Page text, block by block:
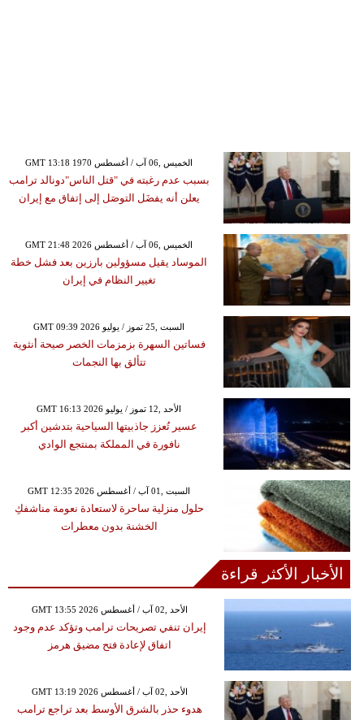
GMT 13:18 1970 الخميس ,06 آب / أغسطس
بسبب عدم رغبته في "قتل الناس"دونالد ترامب
يعلن أنه يفضَل التوصَل إلى إتفاق مع إيران
GMT 21:48 2026 الخميس ,06 آب / أغسطس
الموساد يقيل مسؤولين بارزين بعد فشل خطة
تغيير النظام في إيران
GMT 09:39 2026 السبت ,25 تموز / يوليو
فساتين السهرة بزمزمات الخصر صيحة أنثوية
تتألق بها النجمات
GMT 16:13 2026 الأحد ,12 تموز / يوليو
عسير تُعزز جاذبيتها السياحية بتدشين أكبر
نافورة في المملكة بمنتجع الوادي
GMT 12:35 2026 السبت ,01 آب / أغسطس
حلول منزلية ساحرة لاستعادة نعومة مناشفكِ
الخشنة بدون معطرات
الأخبار الأكثر قراءة
GMT 13:55 2026 الأحد ,02 آب / أغسطس
إيران تنفي تصريحات ترامب وتؤكد عدم وجود
اتفاق لإعادة فتح مضيق هرمز
GMT 13:19 2026 الأحد ,02 آب / أغسطس
هدوء حذر بالشرق الأوسط بعد تراجع ترامب